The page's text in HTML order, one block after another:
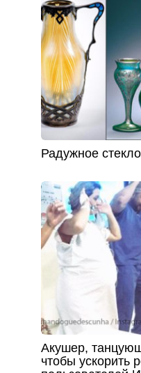
Радужное
Акушер,
чтобы ускорить